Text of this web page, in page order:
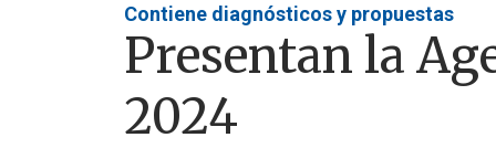
Contiene diagnósticos y propuestas
Presentan la
2024